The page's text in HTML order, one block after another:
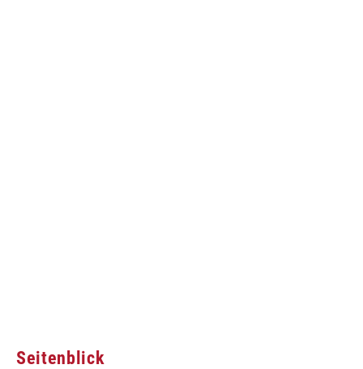
Seitenblick